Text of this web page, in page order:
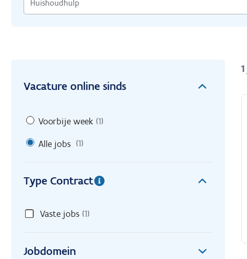
Vacature online sinds
Voorbije week (1)
Alle jobs (1)
Type Contract
Vaste jobs (1)
Jobdomein
1